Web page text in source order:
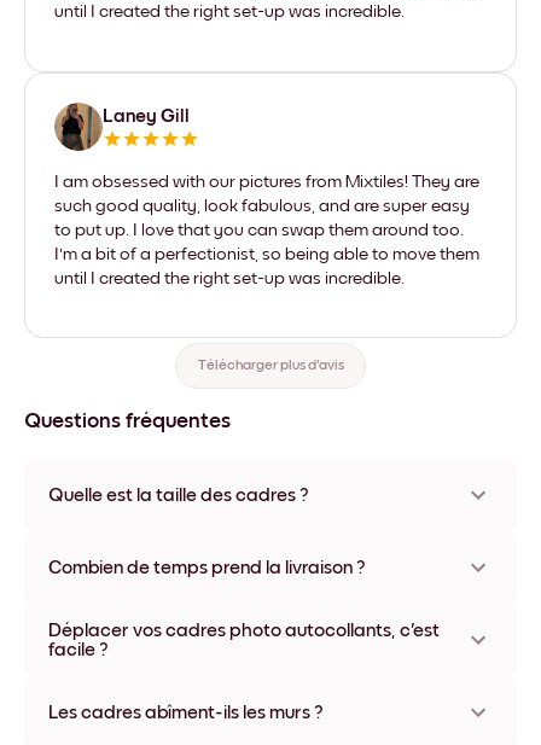
until I created the right set-up was incredible.
Laney Gill
I am obsessed with our pictures from Mixtiles! They are
such good quality, look fabulous, and are super easy
to put up. I love that you can swap them around too.
I'm a bit of a perfectionist, so being able to move them
until I created the right set-up was incredible.
Télécharger plus d'avis
Questions fréquentes
Quelle est la taille des cadres ?
matériaux et coloris disponibles, y compris sans cadre ou en
Combien de temps prend la livraison ?
généralement une semaine. Livraison express possible dans
certains pays. Un numéro de suivi accompagne chaque
Déplacer vos cadres photo autocollants, c'est
facile ?
l'infini, sans abîmer vos murs.
Les cadres abîment-ils les murs ?